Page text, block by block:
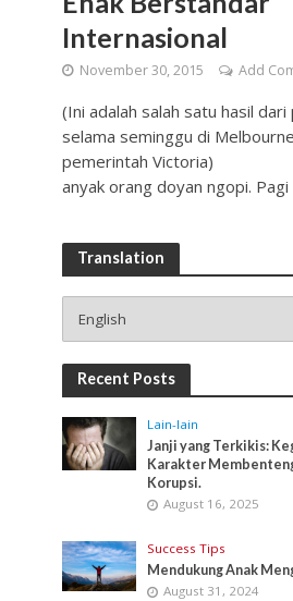
Internasional
November 30, 2015 Add
(Ini adalah salah satu hasil dari
selama seminggu di
pemerintah Victoria)
anyak orang doyan ngopi.
Translation
Recent Posts
Lain-lain
Janji yang Terkikis:
Karakter
Korupsi.
August 16, 2025
Success Tips
Mendukung Anak
August 31, 2024